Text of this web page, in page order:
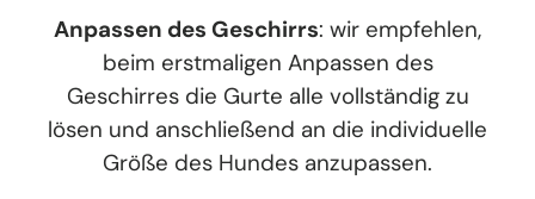
Anpassen des Geschirrs: wir empfehlen,
beim erstmaligen Anpassen des
Geschirres die Gurte alle vollständig zu
lösen und anschließend an die individuelle
Größe des Hundes anzupassen.